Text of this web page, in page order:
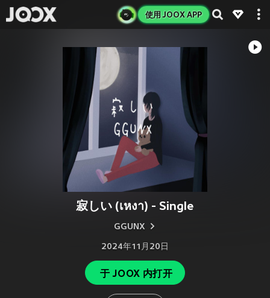
使用 JOOX APP
寂しい (เหงา) - Single
GGUNX
2024年11月20日
于 JOOX 内打开